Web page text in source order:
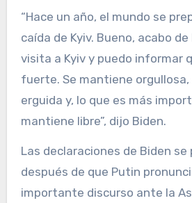
“Hace un año, el mundo se
caída de Kyiv. Bueno, acabo
visita a Kyiv y puedo informar
fuerte. Se mantiene
erguida y, lo que es más
mantiene libre”, dijo Biden.
Las declaraciones de Biden se
después de que Putin
importante discurso ante la